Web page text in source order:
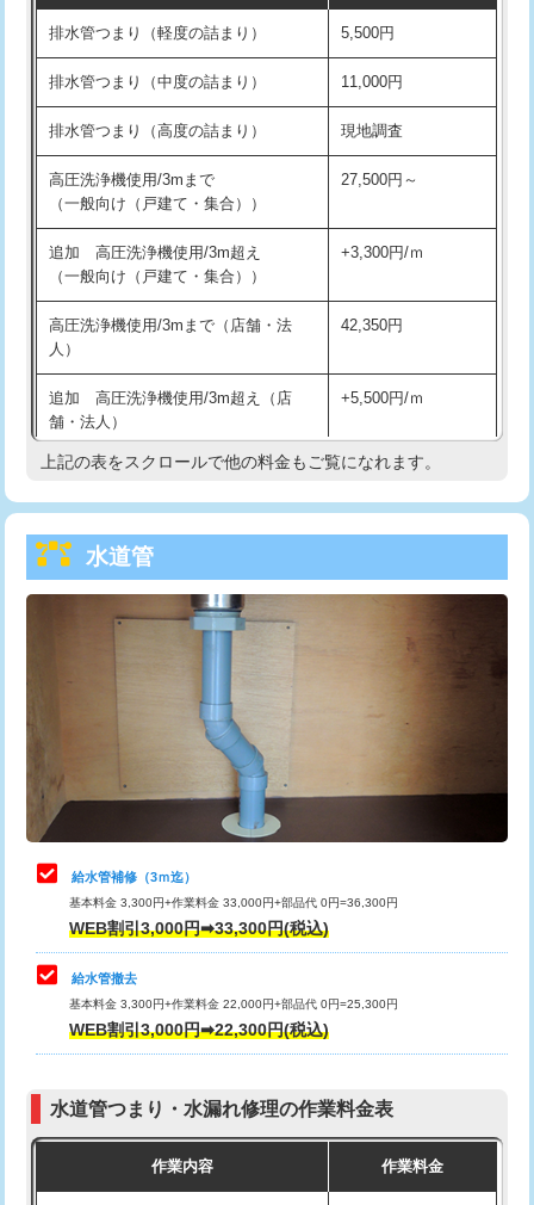
※給水管工事は20mmまでの価格です。
持込商品取付（混合水栓） 16,500円
持込商品取付（浄水器・分岐水栓） 16,500円
給水管工事※（ホール加工) 16,500円
給水管工事※（バンド止め) 3,300円
給水管工事※（支持金具設置)
給水管工事※（保温材使用（バンド止
め込み）)
5,500円
給水管工事※（土の掘削・埋め戻し作
業)
11,000円
給水管工事※（塩ビ管（VP・HI）使
用/3ｍまで)
33,000円
給水管工事※（塩ビ管（VP・HI）使
+8,800円
給水管工事※（ライニング鋼管・銅
管・ポリ管・HT管使用/3ｍまで)
給水管工事※（ライニング鋼管・銅
管・ポリ管・HT管使用/3ｍ超え)
排水管工事（土の掘削・埋め戻し作
11,000円~
排水管工事（排水管工事/3ｍまで） 55,000円
排水管工事（追加 排水管工事/3ｍ超
マス交換（土の掘削・埋め戻し作業）
マス交換（深さ50㎝未満）
マス交換（深さ50㎝以上）
コンクリート斫り（厚さ10㎝まで）
モルタル補修（厚さ10㎝超え） 38,500円
排水管つまり（軽度の詰まり） 5,500円
排水管つまり（中度の詰まり） 11,000円
排水管つまり（高度の詰まり） 現地調査
高圧洗浄機使用/3mまで
（一般向け（戸建て・集合））
27,500円～
追加 高圧洗浄機使用/3m超え
（一般向け（戸建て・集合））
+3,300円/ｍ
高圧洗浄機使用/3mまで（店舗・法
人）
42,350円
追加 高圧洗浄機使用/3m超え（店
舗・法人）
+5,500円/ｍ
高度高圧洗浄換 現地調査
トーラー機使用/3mまで
追加トーラー機使用/3m超え
33,000円
8,800円
止水・漏水調査・防水処理・清掃・修
理・調整・分解・加工など（軽作業）
11,000円
止水・漏水調査・防水処理・清掃・修
理・調整・分解・加工など（中作業）
止水・漏水調査・防水処理・清掃・修
理・調整・分解・加工など（重作業）
33,000円
その他部品の脱着
交換・取付（タンク）
式）)
式・ワンホール）)
上記の表をスクロールで他の料金もご覧になれます。
水道管
給水管補修（3ｍ迄）
基本料金 3,300円+作業料金 33,000円+部品代 0円=36,300円
WEB割引3,000円➡33,300円(税込)
給水管撤去
基本料金 3,300円+作業料金 22,000円+部品代 0円=25,300円
WEB割引3,000円➡22,300円(税込)
水道管つまり・水漏れ修理の作業料金表
作業内容 作業料金